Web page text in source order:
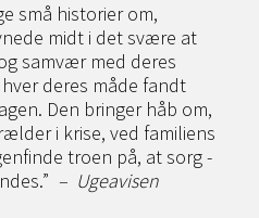
små historier om,
midt i det svære at
samvær med deres
deres måde fandt
Den bringer håb om,
i krise, ved familiens
troen på, at sorg -
– Ugeavisen